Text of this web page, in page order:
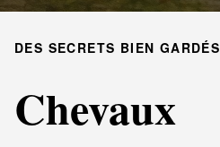
DES SECRETS BIEN GARDÉS
Chevaux